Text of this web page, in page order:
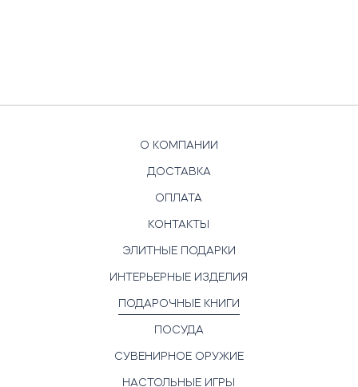
О КОМПАНИИ
ДОСТАВКА
ОПЛАТА
КОНТАКТЫ
ЭЛИТНЫЕ ПОДАРКИ
ИНТЕРЬЕРНЫЕ ИЗДЕЛИЯ
ПОДАРОЧНЫЕ КНИГИ
ПОСУДА
СУВЕНИРНОЕ ОРУЖИЕ
НАСТОЛЬНЫЕ ИГРЫ